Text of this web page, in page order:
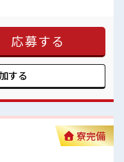
♪
！ 赴任時の交通費の支給
場は無料で使えます！
ご自身のライフスタイル
経験をいかして働こう*》
さらにスキルUPしちゃい
ビニは職場の目の前にあ
ないですね♪ #ryo
応募する
する
寮完備